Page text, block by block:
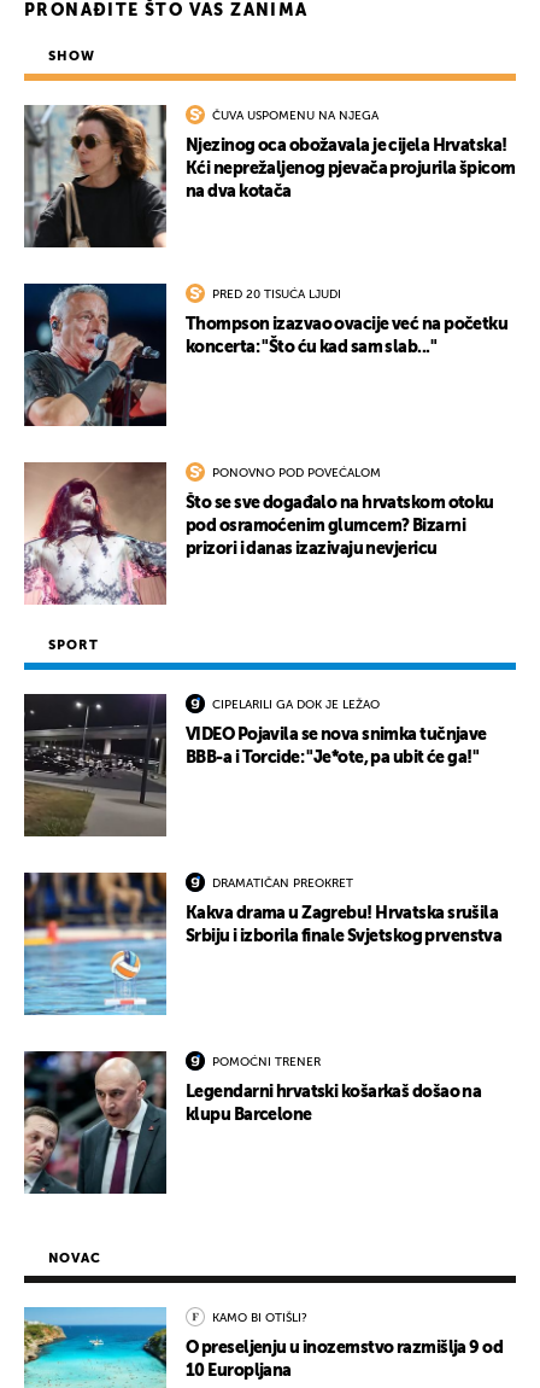
PRONAĐITE ŠTO VAS ZANIMA
SHOW
ČUVA USPOMENU NA NJEGA
Njezinog oca obožavala je cijela Hrvatska!
Kći neprežaljenog pjevača projurila špicom
na dva kotača
PRED 20 TISUĆA LJUDI
Thompson izazvao ovacije već na početku
koncerta: "Što ću kad sam slab..."
PONOVNO POD POVEĆALOM
Što se sve događalo na hrvatskom otoku
pod osramoćenim glumcem? Bizarni
prizori i danas izazivaju nevjericu
SPORT
CIPELARILI GA DOK JE LEŽAO
VIDEO Pojavila se nova snimka tučnjave
BBB-a i Torcide: "Je*ote, pa ubit će ga!"
DRAMATIČAN PREOKRET
Kakva drama u Zagrebu! Hrvatska srušila
Srbiju i izborila finale Svjetskog prvenstva
POMOĆNI TRENER
Legendarni hrvatski košarkaš došao na
klupu Barcelone
NOVAC
KAMO BI OTIŠLI?
O preseljenju u inozemstvo razmišlja 9 od
10 Europljana